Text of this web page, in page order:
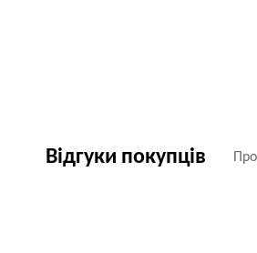
Відгуки покупців